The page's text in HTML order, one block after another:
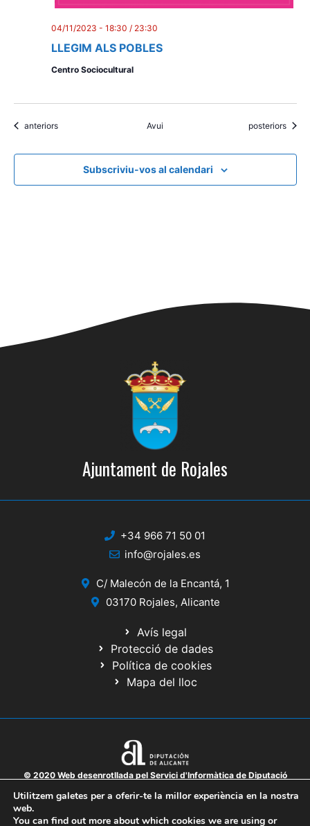
LLEGIM ALS POBLES
04/11/2023 - 18:30 / 23:30
Centro Sociocultural
Esdeveniments
anteriors Avui Esdeveniments
posteriors
Subscriviu-vos al calendari
Ajuntament de Rojales
+34 966 71 50 01
info@rojales.es
C/ Malecón de la Encantá, 1
03170 Rojales, Alicante
Avís legal
Protecció de dades
Política de cookies
Mapa del lloc
© 2020 Web desenrotllada pel Servici d'Informàtica de Diputació
Utilitzem galetes per a oferir-te la millor experiència en la nostra
web.
You can find out more about which cookies we are using or